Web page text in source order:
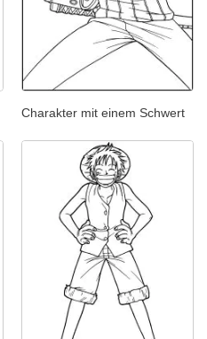
Charakter mit einem Schwert